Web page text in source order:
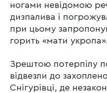
ногами невідомою
дизпалива і
при цьому
горить «мати укропа».
Зрештою потерпілу
відвезли до
Снігурівці, де